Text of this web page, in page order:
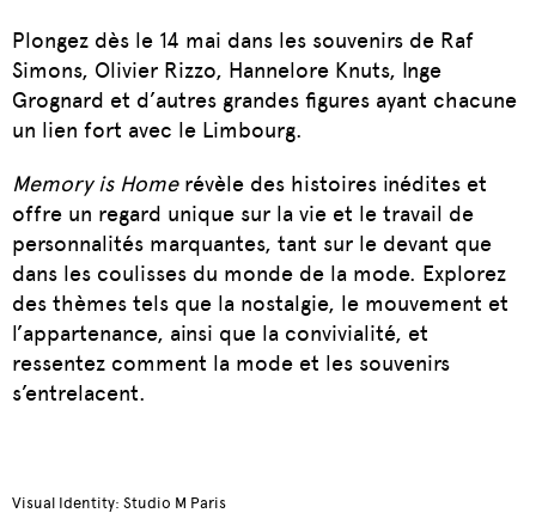
Plongez dès le 14 mai dans les souvenirs de Raf
Simons, Olivier Rizzo, Hannelore Knuts, Inge
Grognard et d’autres grandes figures ayant chacune
un lien fort avec le Limbourg.
Memory is Homerévèle des histoires inédites et
offre un regard unique sur la vie et le travail de
personnalités marquantes, tant sur le devant que
dans les coulisses du monde de la mode. Explorez
des thèmes tels que la nostalgie, le mouvement et
l’appartenance, ainsi que la convivialité, et
ressentez comment la mode et les souvenirs
s’entrelacent.
Visual Identity: Studio M Paris